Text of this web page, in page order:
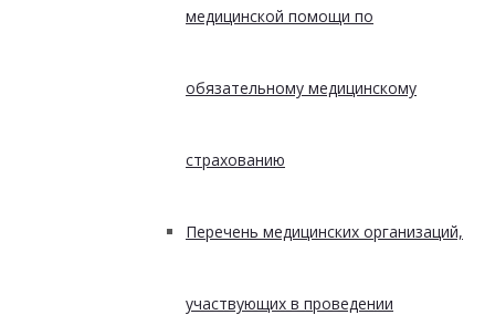
медицинской помощи по
обязательному медицинскому
страхованию
Перечень медицинских организаций,
участвующих в проведении